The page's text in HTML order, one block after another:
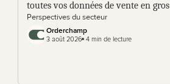
toutes vos données de vente en gros
Perspectives du secteur
Orderchamp
3 août 2026 4 min de lecture